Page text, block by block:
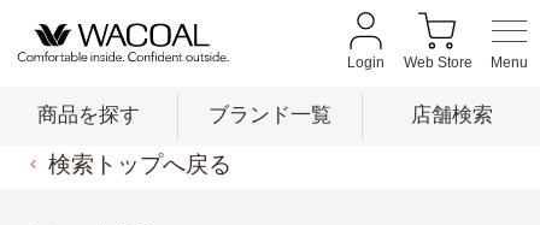
Login Web Store
商品を探す ブランド一覧 店舗検索
検索トップへ戻る